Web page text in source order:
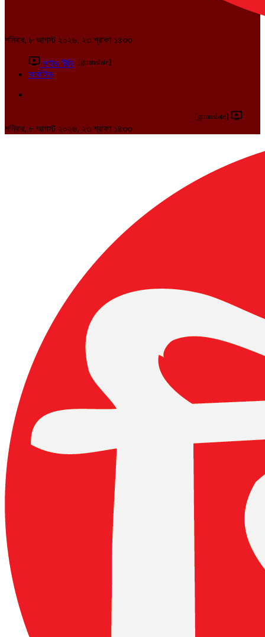
শনিবার, ৮ আগস্ট ২০২৬, ২৩ শ্রাবণ ১৪৩৩
লাইভ টিভি [gtranslate]
আর্কাইভ
[gtranslate]
শনিবার, ৮ আগস্ট ২০২৬, ২৩ শ্রাবণ ১৪৩৩